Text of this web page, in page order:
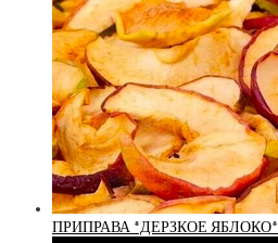
ПРИПРАВА *ДЕРЗКОЕ ЯБЛОКО*